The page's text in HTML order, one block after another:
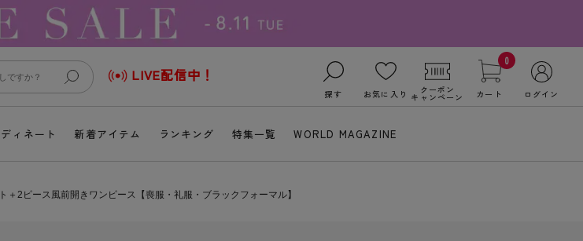
LIVE配信中！
探す お気に入り クーポン
キャンペーン
0
カート ログイン
ィネート 新着アイテム ランキング 特集一覧 WORLD MAGAZINE
＋2ピース風前開きワンピース【喪服・礼服・ブラックフォーマル】